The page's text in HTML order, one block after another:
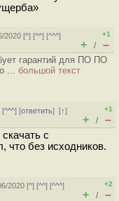
2020 [^] [^^] [^^^]
+1
+ / –
гарантий для ПО ПО
... большой текст
[^^^] [ответить][↑]
+1
+ / –
с
что без исходников.
2020 [^] [^^] [^^^]
+2
+ / –